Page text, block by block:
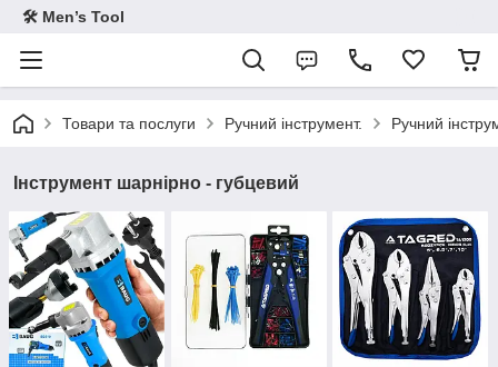
🛠 Men’s Tool
Товари та послуги Ручний інструмент. Ручний
Інструмент шарнірно - губцевий